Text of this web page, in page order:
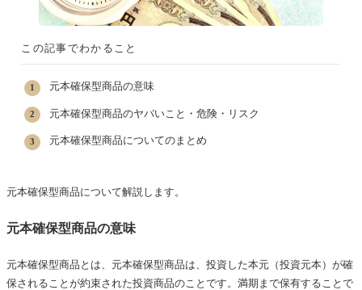
この記事でわかること
元本確保型商品の意味
元本確保型商品のヤバいこと・危険・リスク
元本確保型商品についてのまとめ
元本確保型商品について解説します。
元本確保型商品の意味
元本確保型商品とは、元本確保型商品は、投資した本元（投資元本）が確
保されることが約束された投資商品のことです。満期まで保有することで